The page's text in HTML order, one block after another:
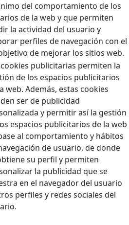
del comportamiento de los
de la web y que permiten
la actividad del usuario y
perfiles de navegación con el
de mejorar los sitios web.
cookies publicitarias permiten la
de los espacios publicitarios
web. Además, estas cookies
ser de publicidad
y permitir así la gestión
espacios publicitarios de la web
al comportamiento y hábitos
de usuario, de donde
su perfil y permiten
la publicidad que se
en el navegador del usuario
perfiles y redes sociales del